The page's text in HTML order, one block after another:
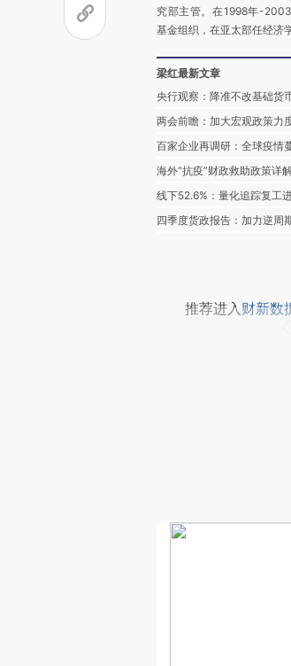
究部主管。在1998年-
基金组织，在亚太部任经济
梁红最新文章
央行观察：降准不改基础货
两会前瞻：加大宏观政策力
百家企业再调研：全球疫情
海外“抗疫”财政救助政策详
线下52.6%：量化追踪复工
四季度货政报告：加力逆周
推荐进入 财新数